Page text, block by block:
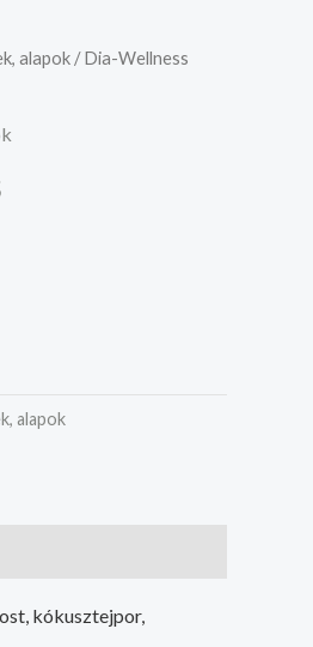
alapok / Dia-Wellness
alapok
kókusztejpor,